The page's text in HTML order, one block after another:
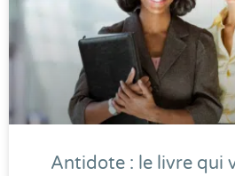
Antidote : le livre qui